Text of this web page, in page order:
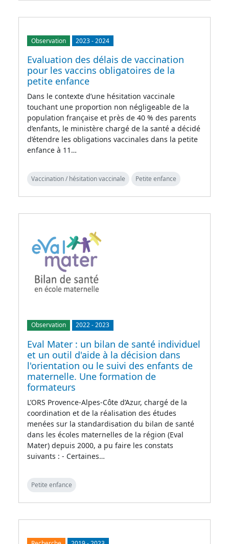
Observation 2023-2024
Evaluation des délais de vaccination
pour les vaccins obligatoires de la
petite enfance
Dans le contexte d’une hésitation vaccinale
touchant une proportion non négligeable de la
population française et près de 40 % des parents
d’enfants, le ministère chargé de la santé a décidé
d’étendre les obligations vaccinales dans la petite
enfance à 11…
Vaccination / hésitation vaccinale Petite enfance
Observation 2022-2023
Eval Mater : un bilan de santé individuel
et un outil d'aide à la décision dans
l'orientation ou le suivi des enfants de
maternelle. Une formation de
formateurs
L’ORS Provence-Alpes-Côte d’Azur, chargé de la
coordination et de la réalisation des études
menées sur la standardisation du bilan de santé
dans les écoles maternelles de la région (Eval
Mater) depuis 2000, a pu faire les constats
suivants : - Certaines…
Petite enfance